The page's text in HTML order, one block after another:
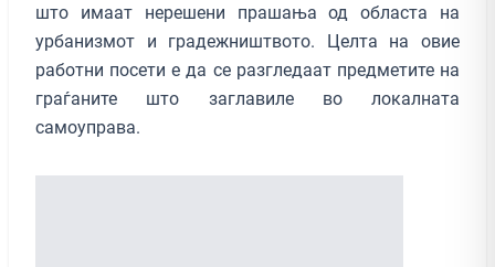
што имаат нерешени прашања од областа на
урбанизмот и градежништвото. Целта на овие
работни посети е да се разгледаат предметите на
граѓаните што заглавиле во локалната
самоуправа.